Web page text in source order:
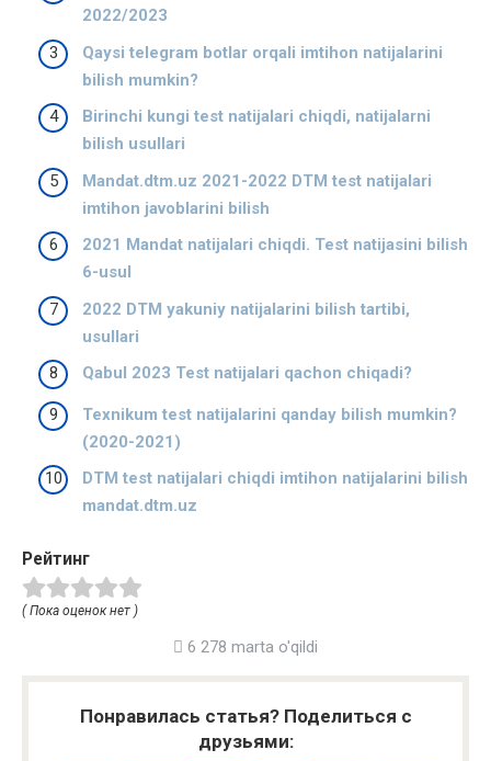
2022/2023
Qaysi telegram botlar orqali imtihon natijalarini
bilish mumkin?
Birinchi kungi test natijalari chiqdi, natijalarni
bilish usullari
Mandat.dtm.uz 2021-2022 DTM test natijalari
imtihon javoblarini bilish
2021 Mandat natijalari chiqdi. Test natijasini bilish
6-usul
2022 DTM yakuniy natijalarini bilish tartibi,
usullari
Qabul 2023 Test natijalari qachon chiqadi?
Texnikum test natijalarini qanday bilish mumkin?
(2020-2021)
DTM test natijalari chiqdi imtihon natijalarini bilish
mandat.dtm.uz
Рейтинг
( Пока оценок нет )
6 278 marta o'qildi
Понравилась статья? Поделиться с
друзьями: